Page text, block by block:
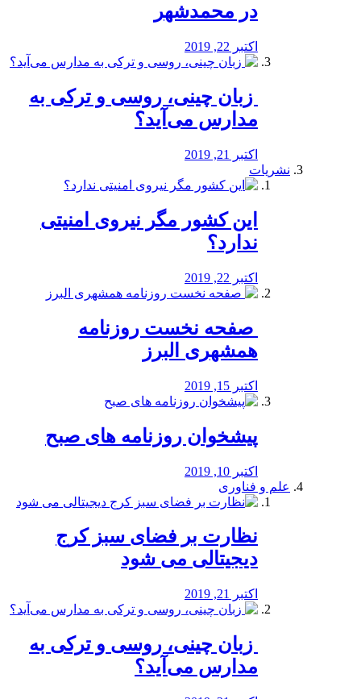
در محمدشهر
اکتبر 22, 2019
️ زبان چینی، روسی و ترکی به
مدارس می‌آید؟
اکتبر 21, 2019
نشریات
این کشور مگر نیروی امنیتی
ندارد؟
اکتبر 22, 2019
️ صفحه نخست روزنامه‌
همشهری البرز
اکتبر 15, 2019
پیشخوان روزنامه های صبح
اکتبر 10, 2019
علم و فناوری
نظارت بر فضای سبز کرج
دیجیتالی می شود
اکتبر 21, 2019
️ زبان چینی، روسی و ترکی به
مدارس می‌آید؟